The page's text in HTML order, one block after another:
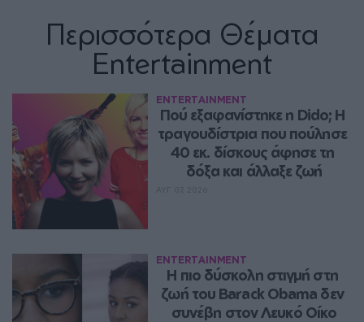
Περισσότερα Θέματα
Entertainment
ENTERTAINMENT
Πού εξαφανίστηκε η Dido; Η
τραγουδίστρια που πούλησε
40 εκ. δίσκους άφησε τη
δόξα και άλλαξε ζωή
ENTERTAINMENT
Η πιο δύσκολη στιγμή στη
ζωή του Barack Obama δεν
συνέβη στον Λευκό Οίκο